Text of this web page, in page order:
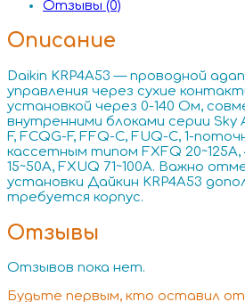
Отзывы (0)
Описание
Daikin KRP4A53 — проводной
управления через сухие
установкой через 0-140 Ом,
внутренними блоками серии Sky
F, FCQG-F, FFQ-C, FUQ-C, 1-
кассетным типом FXFQ
15~50A, FXUQ 71~100A. Важно
установки Дайкин KRP4A53
требуется корпус.
Отзывы
Отзывов пока нет.
Будьте первым, кто оставил